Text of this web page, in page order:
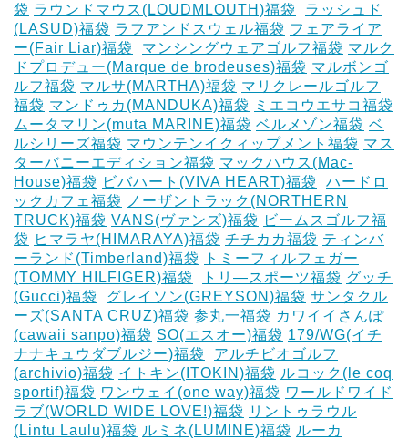
袋 ラウンドマウス(LOUDMLOUTH)福袋
ラッシュド
(LASUD)福袋 ラフアンドスウェル福袋 フェアライア
ー(Fair Liar)福袋
マンシングウェアゴルフ福袋 マルク
ドプロデュー(Marque de brodeuses)福袋 マルボンゴ
ルフ福袋 マルサ(MARTHA)福袋 マリクレールゴルフ
福袋 マンドゥカ(MANDUKA)福袋
ミエコウエサコ福袋
ムータマリン(muta MARINE)福袋 ベルメゾン福袋 ベ
ルシリーズ福袋 マウンテンイクィップメント福袋 マス
ターバニーエディション福袋 マックハウス(Mac-
House)福袋 ビバハート(VIVA HEART)福袋
ハードロ
ックカフェ福袋
ノーザントラック(NORTHERN
TRUCK)福袋 VANS(ヴァンズ)福袋 ビームスゴルフ福
袋 ヒマラヤ(HIMARAYA)福袋 チチカカ福袋 ティンバ
ーランド(Timberland)福袋
トミーフィルフェガー
(TOMMY HILFIGER)福袋
トリ―スポーツ福袋 グッチ
(Gucci)福袋
グレイソン(GREYSON)福袋 サンタクル
ーズ(SANTA CRUZ)福袋 参丸一福袋 カワイイさんぽ
(cawaii sanpo)福袋 SO(エスオー)福袋 179/WG(イチ
ナナキュウダブルジー)福袋
アルチビオゴルフ
(archivio)福袋 イトキン(ITOKIN)福袋 ルコック(le coq
sportif)福袋 ワンウェイ(one way)福袋 ワールドワイド
ラブ(WORLD WIDE LOVE!)福袋 リントゥラウル
(Lintu Laulu)福袋 ルミネ(LUMINE)福袋 ルーカ